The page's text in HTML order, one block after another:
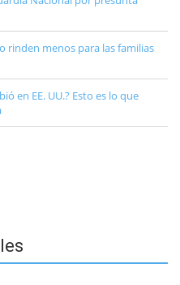
rinden menos para las familias
en EE. UU.? Esto es lo que